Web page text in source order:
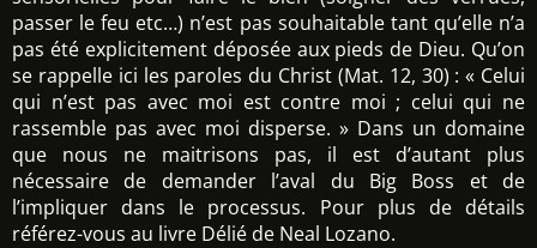
passer le feu etc…) n’est pas souhaitable tant qu’elle n’a
pas été explicitement déposée aux pieds de Dieu. Qu’on
se rappelle ici les paroles du Christ (Mat. 12, 30) : « Celui
qui n’est pas avec moi est contre moi ; celui qui ne
rassemble pas avec moi disperse. » Dans un domaine
que nous ne maitrisons pas, il est d’autant plus
nécessaire de demander l’aval du Big Boss et de
l’impliquer dans le processus. Pour plus de détails
référez-vous au livre Délié de Neal Lozano.